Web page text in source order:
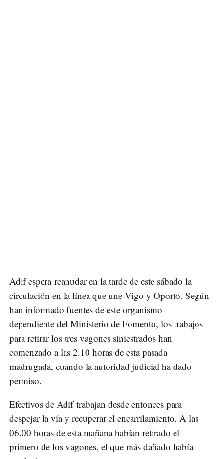
Adif espera reanudar en la tarde de este sábado la
circulación en la línea que une Vigo y Oporto. Según
han informado fuentes de este organismo
dependiente del Ministerio de Fomento, los trabajos
para retirar los tres vagones siniestrados han
comenzado a las 2.10 horas de esta pasada
madrugada, cuando la autoridad judicial ha dado
permiso.
Efectivos de Adif trabajan desde entonces para
despejar la vía y recuperar el encarrilamiento. A las
06.00 horas de esta mañana habían retirado el
primero de los vagones, el que más dañado había